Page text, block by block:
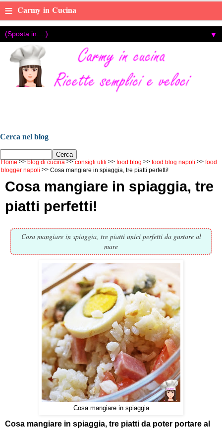
≡ Carmy in Cucina
▼
Cerca nel blog
Home blog di cucina consigli utili food blog food blog napoli
food
blogger napoli
Cosa mangiare in spiaggia, tre piatti perfetti!
Cosa mangiare in spiaggia, tre
piatti perfetti!
Cosa mangiare in spiaggia, tre piatti unici perfetti da gustare al
mare
Cosa mangiare in spiaggia
Cosa mangiare in spiaggia, tre piatti da poter portare al